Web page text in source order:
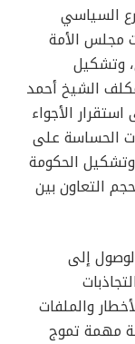
السياسي
مجلس الأمة
وتشكيل
الشيخ أحمد
الأجواء
الحساسة على
الحكومة
التعاون بين
إلى
والملفات
مهمة تموج